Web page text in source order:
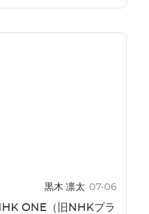
黒木 凛太 07-06
ONE（旧NHKプラ